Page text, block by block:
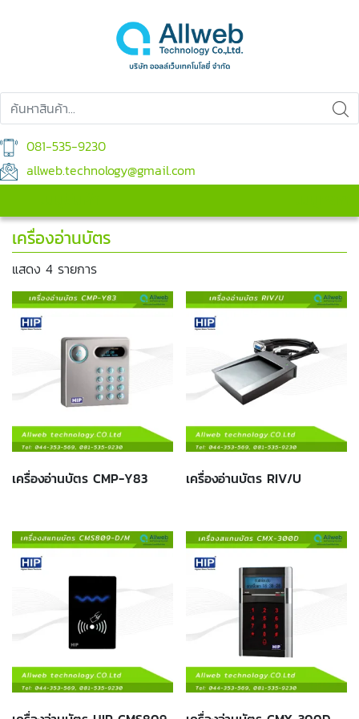
081-535-9230
allweb.technology@gmail.com
เครื่องอ่านบัตร
แสดง 4 รายการ
เครื่องอ่านบัตร CMP-Y83 เครื่องอ่านบัตร RIV/U